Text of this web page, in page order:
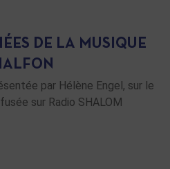
DE LA MUSIQUE
par Hélène Engel, sur le
sur Radio SHALOM